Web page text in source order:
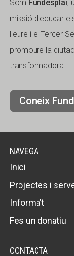
Som Fundesplai,
missió d'educar
lleure i el Tercer
promoure la
transformadora.
Coneix
NAVEGA
Inici
Projectes i
Informa’t
Fes un donatiu
CONTACTA